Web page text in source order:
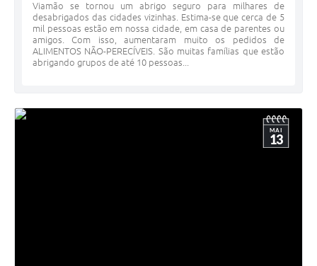
Viamão se tornou um abrigo seguro para milhares de
desabrigados das cidades vizinhas. Estima-se que cerca de 5
mil pessoas estão em nossa cidade, em casa de parentes ou
amigos. Com isso, aumentaram muito os pedidos de
ALIMENTOS NÃO-PERECÍVEIS. São muitas famílias que estão
abrigando grupos de até 10 pessoas...
MAI
13